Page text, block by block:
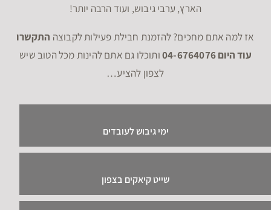
סדנאות לעובדים בצפון
ימי כיף לעובדים
בתי מלון בצפון
בתי מלון בצפון